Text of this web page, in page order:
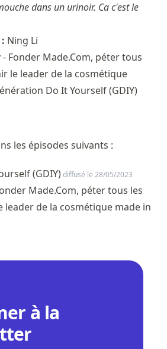
dans un urinoir. Ca c'est le
Ning Li
Fonder Made.Com, péter tous
le leader de la cosmétique
Do It Yourself (GDIY)
les épisodes suivants :
(GDIY)diffusé le 28/05/2023
Made.Com, péter tous les
leader de la cosmétique made in
à la